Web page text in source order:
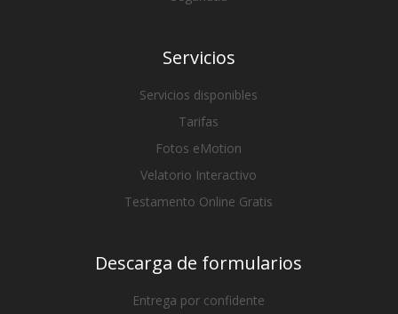
Servicios
Servicios disponibles
Tarifas
Fotos eMotion
Velatorio Interactivo
Testamento Online Gratis
Descarga de formularios
Entrega por confidente